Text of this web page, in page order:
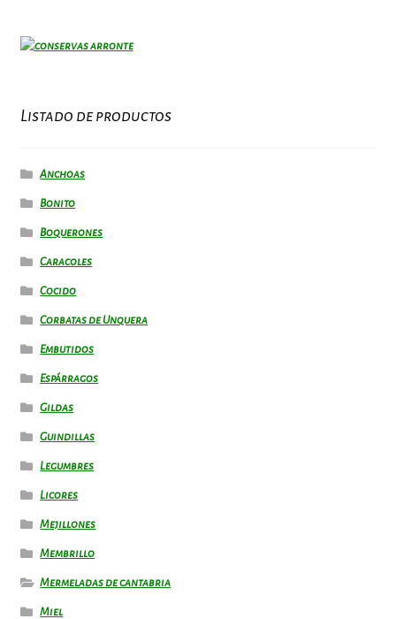
Listado de productos
Anchoas
Bonito
Boquerones
Caracoles
Cocido
Corbatas de Unquera
Embutidos
Espárragos
Gildas
Guindillas
Legumbres
Licores
Mejillones
Membrillo
Mermeladas de cantabria
Miel